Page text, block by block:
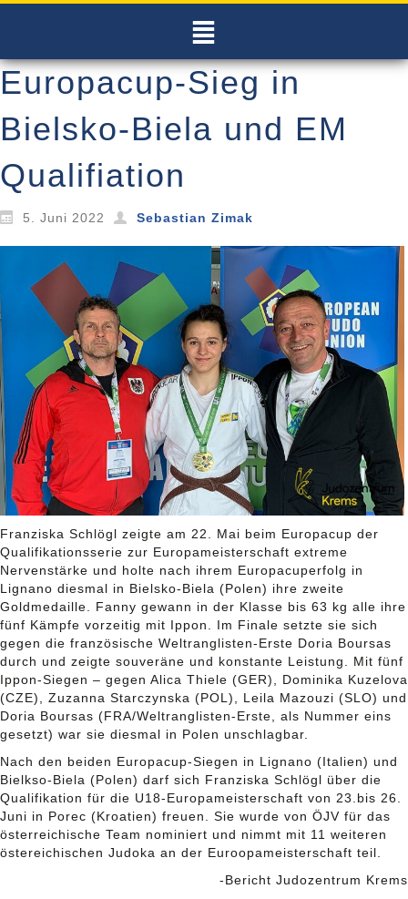
Europacup-Sieg in
Bielsko-Biela und EM
Qualifiation
5. Juni 2022 Sebastian Zimak
Franziska Schlögl zeigte am 22. Mai beim Europacup der
Qualifikationsserie zur Europameisterschaft extreme
Nervenstärke und holte nach ihrem Europacuperfolg in
Lignano diesmal in Bielsko-Biela (Polen) ihre zweite
Goldmedaille. Fanny gewann in der Klasse bis 63 kg alle ihre
fünf Kämpfe vorzeitig mit Ippon. Im Finale setzte sie sich
gegen die französische Weltranglisten-Erste Doria Boursas
durch und zeigte souveräne und konstante Leistung. Mit fünf
Ippon-Siegen – gegen Alica Thiele (GER), Dominika Kuzelova
(CZE), Zuzanna Starczynska (POL), Leila Mazouzi (SLO) und
Doria Boursas (FRA/Weltranglisten-Erste, als Nummer eins
gesetzt) war sie diesmal in Polen unschlagbar.
Nach den beiden Europacup-Siegen in Lignano (Italien) und
Bielkso-Biela (Polen) darf sich Franziska Schlögl über die
Qualifikation für die U18-Europameisterschaft von 23.bis 26.
Juni in Porec (Kroatien) freuen. Sie wurde von ÖJV für das
österreichische Team nominiert und nimmt mit 11 weiteren
östereichischen Judoka an der Euroopameisterschaft teil.
-Bericht Judozentrum Krems